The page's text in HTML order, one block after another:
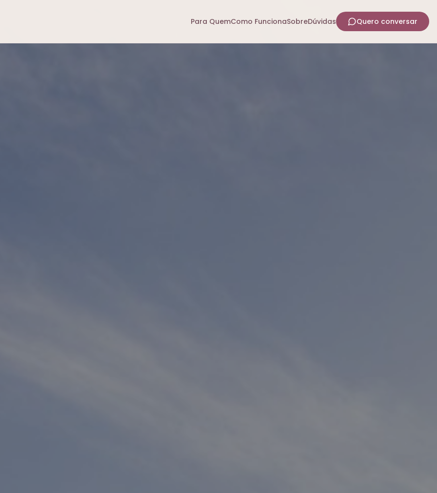
Para QuemComo FuncionaSobreDúvidas Quero conversar